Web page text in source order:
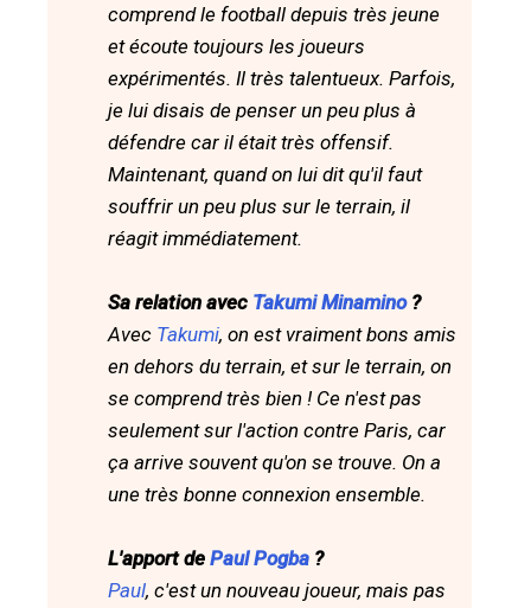
comprend le football depuis très jeune
et écoute toujours les joueurs
expérimentés. Il très talentueux. Parfois,
je lui disais de penser un peu plus à
défendre car il était très offensif.
Maintenant, quand on lui dit qu'il faut
souffrir un peu plus sur le terrain, il
réagit immédiatement.
Sa relation avec Takumi Minamino?
Avec Takumi, on est vraiment bons amis
en dehors du terrain, et sur le terrain, on
se comprend très bien ! Ce n'est pas
seulement sur l'action contre Paris, car
ça arrive souvent qu'on se trouve. On a
une très bonne connexion ensemble.
L'apport de Paul Pogba ?
Paul, c'est un nouveau joueur, mais pas